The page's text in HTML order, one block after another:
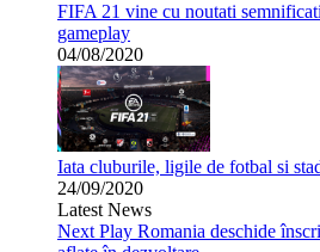
FIFA 21 vine cu noutati
gameplay
04/08/2020
Iata cluburile, ligile de fotbal si
24/09/2020
Latest News
Next Play Romania deschide